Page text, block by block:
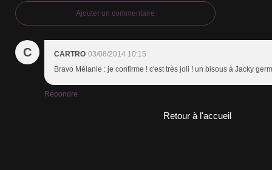
Ajouter un commentaire
C CARTRO 03/08/2014 10:15
Bravo Mélanie : je confirme ! c'est très joli ! un bisous à Jacky
Répondre
Retour à l'accueil